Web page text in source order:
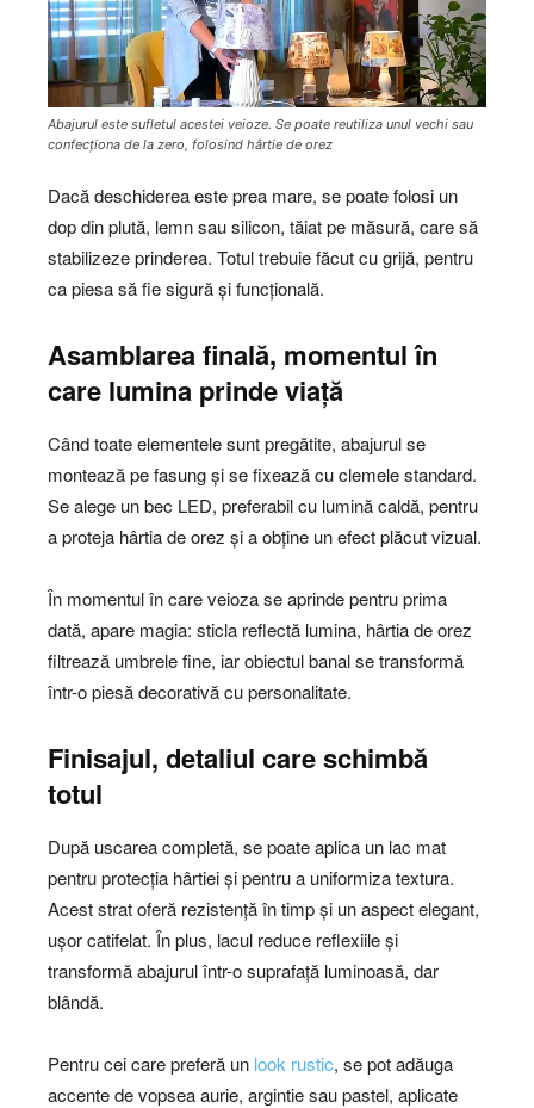
Abajurul este sufletul acestei veioze. Se poate reutiliza unul vechi sau
confecționa de la zero, folosind hârtie de orez
Dacă deschiderea este prea mare, se poate folosi un
dop din plută, lemn sau silicon, tăiat pe măsură, care să
stabilizeze prinderea. Totul trebuie făcut cu grijă, pentru
ca piesa să fie sigură și funcțională.
Asamblarea finală, momentul în
care lumina prinde viață
Când toate elementele sunt pregătite, abajurul se
montează pe fasung și se fixează cu clemele standard.
Se alege un bec LED, preferabil cu lumină caldă, pentru
a proteja hârtia de orez și a obține un efect plăcut vizual.
În momentul în care veioza se aprinde pentru prima
dată, apare magia: sticla reflectă lumina, hârtia de orez
filtrează umbrele fine, iar obiectul banal se transformă
într-o piesă decorativă cu personalitate.
Finisajul, detaliul care schimbă
totul
După uscarea completă, se poate aplica un lac mat
pentru protecția hârtiei și pentru a uniformiza textura.
Acest strat oferă rezistență în timp și un aspect elegant,
ușor catifelat. În plus, lacul reduce reflexiile și
transformă abajurul într-o suprafață luminoasă, dar
blândă.
Pentru cei care preferă un look rustic, se pot adăuga
accente de vopsea aurie, argintie sau pastel, aplicate